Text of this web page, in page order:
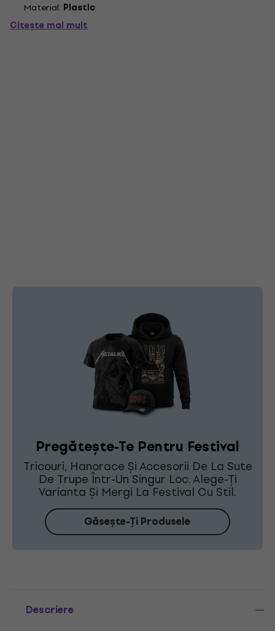
Material: Plastic
Citește mai mult
Pregătește-Te Pentru Festival
Tricouri, Hanorace Și Accesorii De La Sute
De Trupe Într-Un Singur Loc. Alege-Ți
Varianta Și Mergi La Festival Cu Stil.
Găsește-Ți Produsele
Descriere